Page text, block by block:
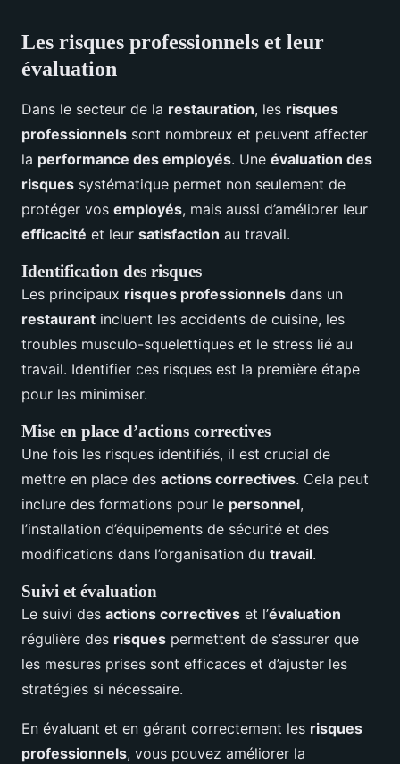
Les risques professionnels et leur
évaluation
Dans le secteur de la restauration, les risques
professionnels sont nombreux et peuvent affecter
la performance des employés. Une évaluation des
risques systématique permet non seulement de
protéger vos employés, mais aussi d’améliorer leur
efficacité et leur satisfaction au travail.
Identification des risques
Les principaux risques professionnels dans un
restaurant incluent les accidents de cuisine, les
troubles musculo-squelettiques et le stress lié au
travail. Identifier ces risques est la première étape
pour les minimiser.
Mise en place d’actions correctives
Une fois les risques identifiés, il est crucial de
mettre en place des actions correctives. Cela peut
inclure des formations pour le personnel,
l’installation d’équipements de sécurité et des
modifications dans l’organisation du travail.
Suivi et évaluation
Le suivi des actions correctives et l’évaluation
régulière des risques permettent de s’assurer que
les mesures prises sont efficaces et d’ajuster les
stratégies si nécessaire.
En évaluant et en gérant correctement les risques
professionnels, vous pouvez améliorer la